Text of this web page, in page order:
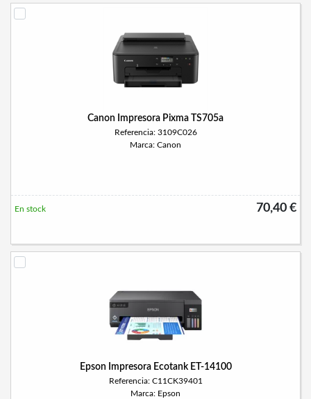
Canon Impresora Pixma TS705a
Referencia: 3109C026
Marca: Canon
70,40 €
En stock
Epson Impresora Ecotank ET-14100
Referencia: C11CK39401
Marca: Epson